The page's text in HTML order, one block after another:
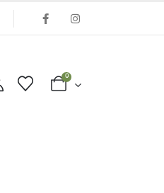
0